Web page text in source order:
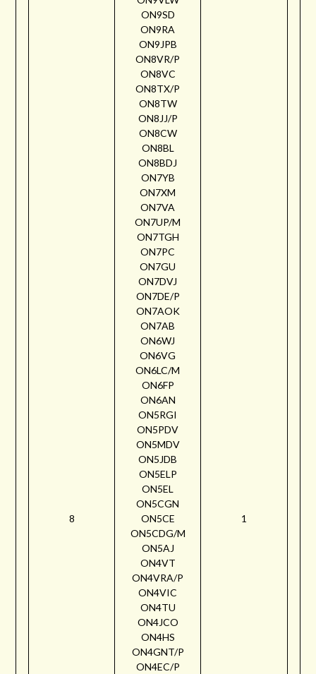
8
ON9SD
ON9RA
ON9JPB
ON8VR/P
ON8VC
ON8TX/P
ON8TW
ON8JJ/P
ON8CW
ON8BL
ON8BDJ
ON7YB
ON7XM
ON7VA
ON7UP/M
ON7TGH
ON7PC
ON7GU
ON7DVJ
ON7DE/P
ON7AOK
ON7AB
ON6WJ
ON6VG
ON6LC/M
ON6FP
ON6AN
ON5RGI
ON5PDV
ON5MDV
ON5JDB
ON5ELP
ON5EL
ON5CGN
ON5CE
ON5CDG/M
ON5AJ
ON4VT
ON4VRA/P
ON4VIC
ON4TU
ON4JCO
ON4HS
ON4GNT/P
ON4EC/P
1